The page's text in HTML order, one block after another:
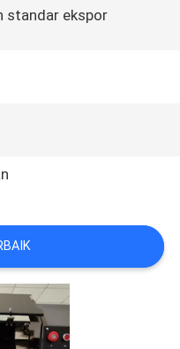
standar ekspor